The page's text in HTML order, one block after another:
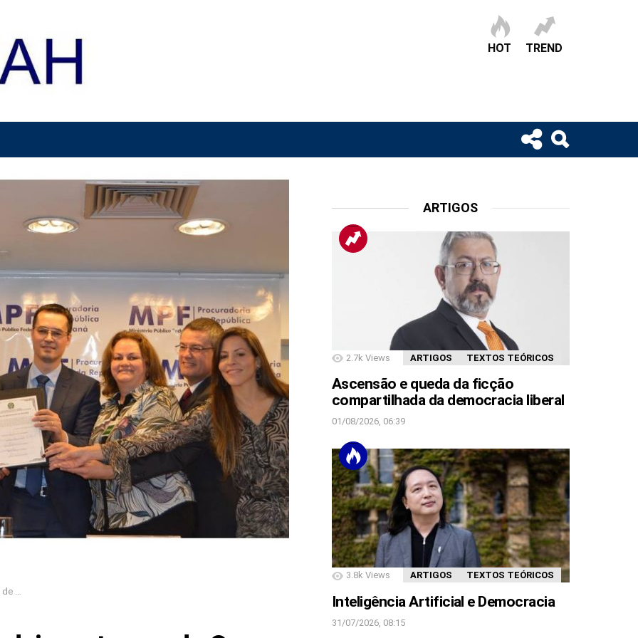
HOT TREND
ARTIGOS
2.7k Views ARTIGOS TEXTOS TEÓRICOS
Ascensão e queda da ficção
compartilhada da democracia liberal
01/08/2026, 06:39
3.8k Views ARTIGOS TEXTOS TEÓRICOS
Inteligência Artificial e Democracia
31/07/2026, 08:15